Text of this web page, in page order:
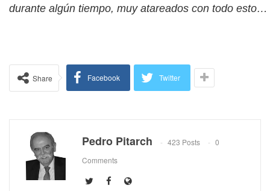
durante algún tiempo, muy atareados con todo esto…
Share Facebook Twitter
Pedro Pitarch 423 Posts
0
Comments